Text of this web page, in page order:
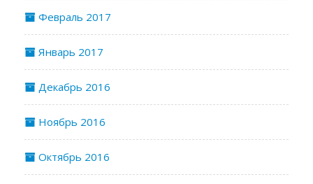
Февраль 2017
Январь 2017
Декабрь 2016
Ноябрь 2016
Октябрь 2016